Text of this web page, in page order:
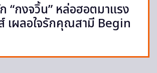
“กงจวิ้น” หล่อฮอตมาแรง
เผลอใจรักคุณสามี Begin